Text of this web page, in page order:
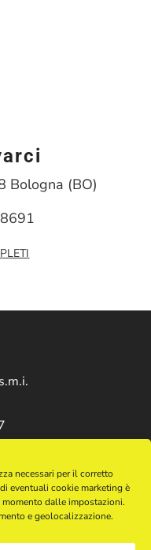
necessari per il corretto
eventuali cookie marketing è
dalle impostazioni.
e geolocalizzazione.
Bologna (BO)